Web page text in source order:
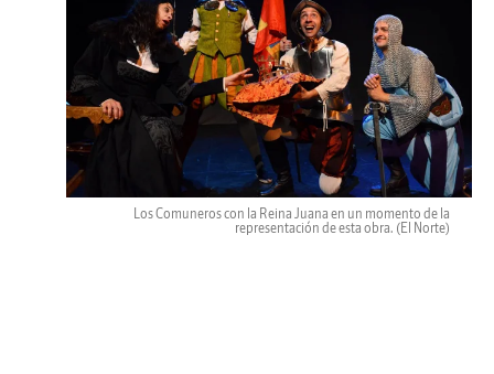
Los Comuneros con la Reina Juana en un momento de la
representación de esta obra. (El Norte)